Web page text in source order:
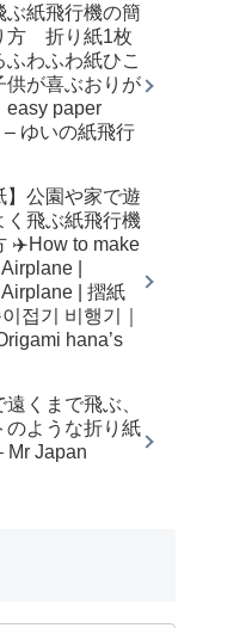
ぶ紙飛行機の簡
方 折り紙1枚
ふわふわ紙ひこ
が喜ぶおりが
paper
ゆいの紙飛行
】公園や家で遊
く飛ぶ紙飛行機
✈️How to make
|
| 摺紙
접기 비행기｜
hana’s
くまで飛ぶ、
のような折り紙
Mr Japan